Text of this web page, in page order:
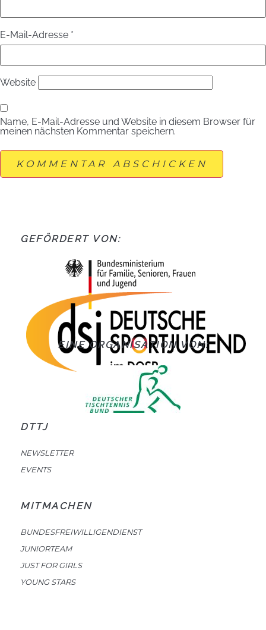
E-Mail-Adresse *
Website
Name, E-Mail-Adresse und Website in diesem Browser für
meinen nächsten Kommentar speichern.
GEFÖRDERT VON:
EINE ORGANISATION VON:
DTTJ
NEWSLETTER
EVENTS
MITMACHEN
BUNDESFREIWILLIGENDIENST
JUNIORTEAM
JUST FOR GIRLS
YOUNG STARS